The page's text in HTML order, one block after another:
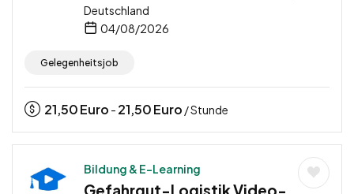
Deutschland
04/08/2026
Gelegenheitsjob
21,50Euro - 21,50Euro / Stunde
Bildung & E-Learning
Gefahrgut-Logistik Video-